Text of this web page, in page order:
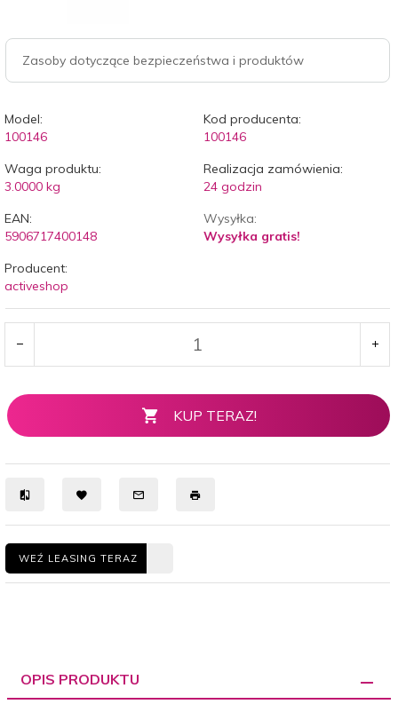
Zasoby dotyczące bezpieczeństwa i produktów
Model:
100146
Kod producenta:
100146
Waga produktu:
3.0000 kg
Realizacja zamówienia:
24 godzin
EAN:
5906717400148
Wysyłka:
Wysyłka gratis!
Producent:
activeshop
KUP TERAZ!
WEŹ LEASING TERAZ
OPIS PRODUKTU